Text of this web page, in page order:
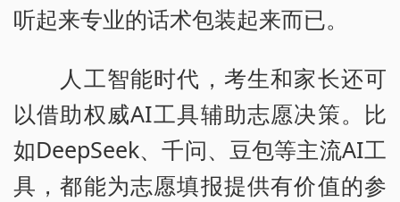
听起来专业的话术包装起来而已。
人工智能时代，考生和家长还可
以借助权威AI工具辅助志愿决策。比
如DeepSeek、千问、豆包等主流AI工
具，都能为志愿填报提供有价值的参